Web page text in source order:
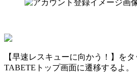
【早速レスキューに向かう！】を
TABETEトップ画面に遷移するよ。